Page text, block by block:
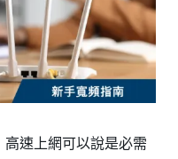
速上網可以說是必需